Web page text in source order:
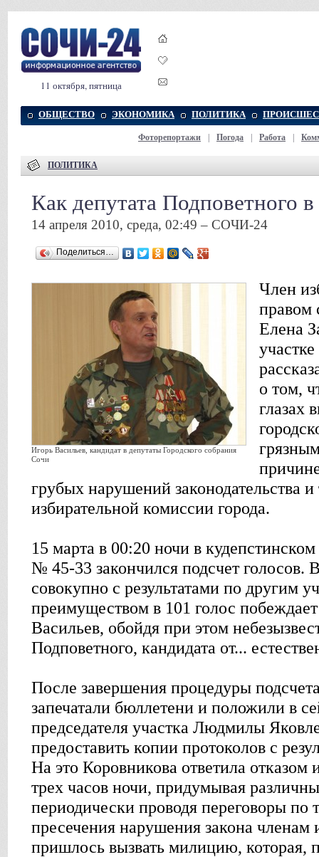
11 октября, пятница
ОБЩЕСТВО ЭКОНОМИКА ПОЛИТИКА
Фоторепортажи Погода Работа
ПОЛИТИКА
Как депутата Подповетного
14 апреля 2010, среда, 02:49 – СОЧИ-24
Поделиться…
Игорь Васильев, кандидат в депутаты Городского собрания
Сочи
Член
правом
Елена
о том,
глазах
грубых нарушений законодательства и
избирательной комиссии города.
15 марта в 00:20 ночи в
№ 45-33 закончился подсчет голосов.
совокупно с результатами по другим
преимуществом в 101 голос
Васильев, обойдя при этом
Подповетного, кандидата от...
После завершения процедуры
запечатали бюллетени и положили в
председателя участка Людмилы
предоставить копии протоколов с
На это Коровникова ответила отказом
трех часов ночи, придумывая
периодически проводя переговоры по
пресечения нарушения закона членам
пришлось вызвать милицию, которая,